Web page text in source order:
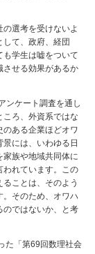
選考を受けないよ
て、政府、経団
学生は嘘をついて
させる効果があるか
ンケート調査を通し
ろ、外資系ではな
のある企業ほどオワ
には、いわゆる日
族や地域共同体に
われています。この
ことは、そのよう
。そのため、オワハ
のではないか、と考
た「第69回数理社会